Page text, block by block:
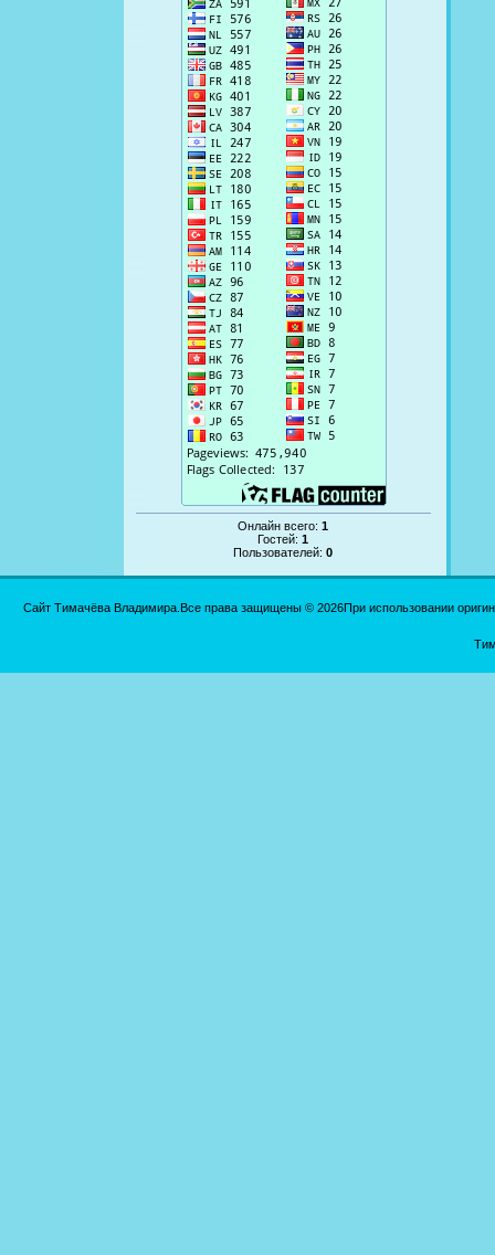
Онлайн всего:1
Гостей:1
Пользователей:0
Сайт Тимачёва Владимира.Все права защищены © 2026При использовании